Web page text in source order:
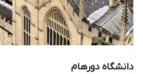
دانشگاه دورهام